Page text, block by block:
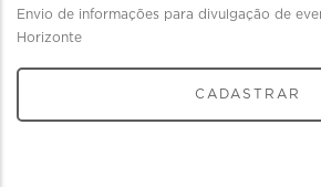
Envio de informações para divulgação de
Horizonte
CADASTRAR